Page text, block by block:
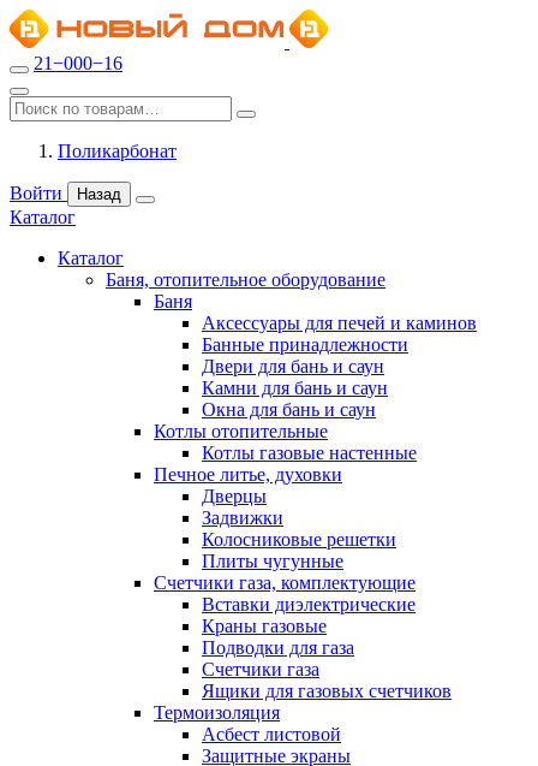
21−000−16
Поликарбонат
Войти Назад
Каталог
Каталог
Баня, отопительное оборудование
Баня
Аксессуары для печей и каминов
Банные принадлежности
Двери для бань и саун
Камни для бань и саун
Окна для бань и саун
Котлы отопительные
Котлы газовые настенные
Печное литье, духовки
Дверцы
Задвижки
Колосниковые решетки
Плиты чугунные
Счетчики газа, комплектующие
Вставки диэлектрические
Краны газовые
Подводки для газа
Счетчики газа
Ящики для газовых счетчиков
Термоизоляция
Асбест листовой
Защитные экраны